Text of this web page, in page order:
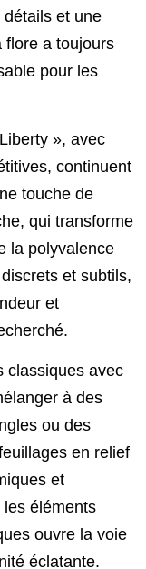
et une
flore a toujours
pour les
», avec
continuent
touche de
qui transforme
la polyvalence
et subtils,
et
classiques avec
à des
ou des
en relief
et
éléments
ouvre la voie
éclatante.